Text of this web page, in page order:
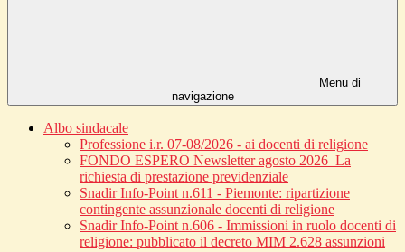
Menu di
navigazione
Albo sindacale
Professione i.r. 07-08/2026 - ai docenti di religione
FONDO ESPERO Newsletter agosto 2026_La
richiesta di prestazione previdenziale
Snadir Info-Point n.611 - Piemonte: ripartizione
contingente assunzionale docenti di religione
Snadir Info-Point n.606 - Immissioni in ruolo docenti di
religione: pubblicato il decreto MIM 2.628 assunzioni